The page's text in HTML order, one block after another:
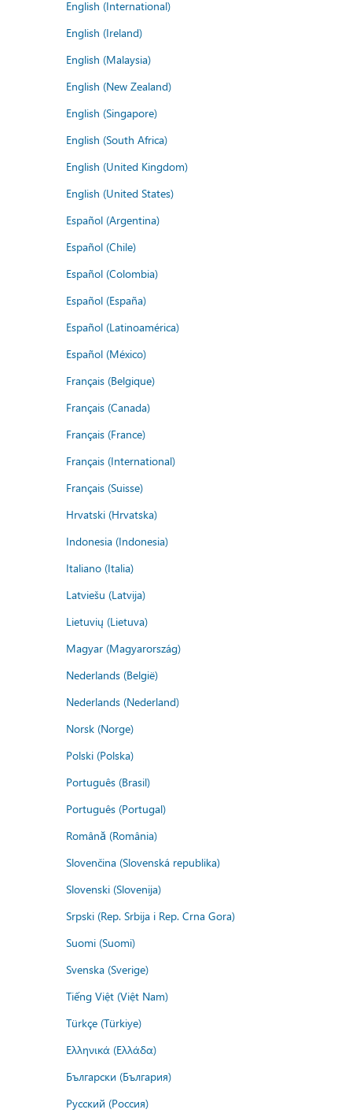
English (International)
English (Ireland)
English (Malaysia)
English (New Zealand)
English (Singapore)
English (South Africa)
English (United Kingdom)
English (United States)
Español (Argentina)
Español (Chile)
Español (Colombia)
Español (España)
Español (Latinoamérica)
Español (México)
Français (Belgique)
Français (Canada)
Français (France)
Français (International)
Français (Suisse)
Hrvatski (Hrvatska)
Indonesia (Indonesia)
Italiano (Italia)
Latviešu (Latvija)
Lietuvių (Lietuva)
Magyar (Magyarország)
Nederlands (België)
Nederlands (Nederland)
Norsk (Norge)
Polski (Polska)
Português (Brasil)
Português (Portugal)
Română (România)
Slovenčina (Slovenská republika)
Slovenski (Slovenija)
Srpski (Rep. Srbija i Rep. Crna Gora)
Suomi (Suomi)
Svenska (Sverige)
Tiếng Việt (Việt Nam)
Türkçe (Türkiye)
Ελληνικά (Ελλάδα)
Български (България)
Русский (Россия)